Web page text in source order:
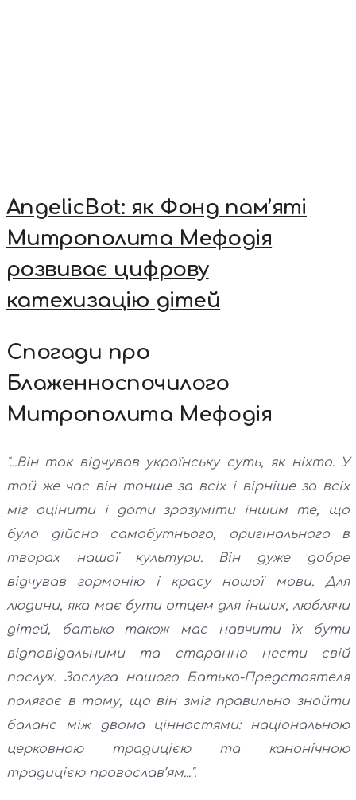
AngelicBot: як Фонд пам’яті
Митрополита Мефодія
розвиває цифрову
катехизацію дітей
Спогади про
Блаженноспочилого
Митрополита Мефодія
"...Він так відчував українську суть, як ніхто. У
той же час він тонше за всіх і вірніше за всіх
міг оцінити і дати зрозуміти іншим те, що
було дійсно самобутнього, оригінального в
творах нашої культури. Він дуже добре
відчував гармонію і красу нашої мови. Для
людини, яка має бути отцем для інших, люблячи
дітей, батько також має навчити їх бути
відповідальними та старанно нести свій
послух. Заслуга нашого Батька-Предстоятеля
полягає в тому, що він зміг правильно знайти
баланс між двома цінностями: національною
церковною традицією та канонічною
традицією православ’ям...".